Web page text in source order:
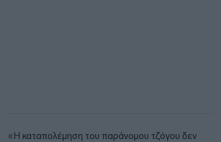
«Η καταπολέμηση του παράνομου τζόγου δεν